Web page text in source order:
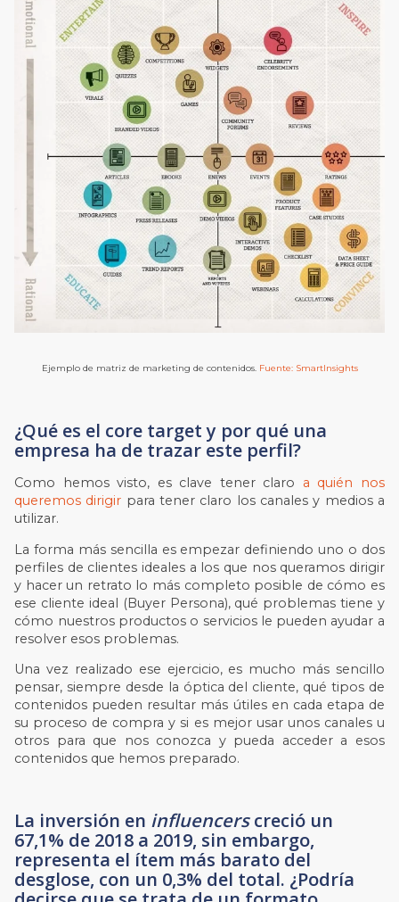
Ejemplo de matriz de marketing de contenidos. Fuente: SmartInsights
¿Qué es el core target y por qué una
empresa ha de trazar este perfil?
Como hemos visto, es clave tener claro a quién nos
queremos dirigir para tener claro los canales y medios a
utilizar.
La forma más sencilla es empezar definiendo uno o dos
perfiles de clientes ideales a los que nos queramos dirigir
y hacer un retrato lo más completo posible de cómo es
ese cliente ideal (Buyer Persona), qué problemas tiene y
cómo nuestros productos o servicios le pueden ayudar a
resolver esos problemas.
Una vez realizado ese ejercicio, es mucho más sencillo
pensar, siempre desde la óptica del cliente, qué tipos de
contenidos pueden resultar más útiles en cada etapa de
su proceso de compra y si es mejor usar unos canales u
otros para que nos conozca y pueda acceder a esos
contenidos que hemos preparado.
La inversión en influencerscreció un
67,1% de 2018 a 2019, sin embargo,
representa el ítem más barato del
desglose, con un 0,3% del total. ¿Podría